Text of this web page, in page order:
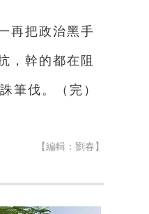
再把政治黑手
，幹的都在阻
筆伐。（完）
【編輯：劉春】